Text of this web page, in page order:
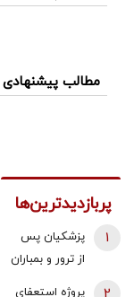
مطالب پیشنهادی
پربازدیدترین‌ها
پزشکیان پس
از ترور و بمباران
1
پروژه استعفای